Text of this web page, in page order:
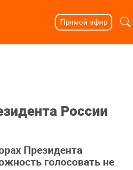
Прямой эфир
России
Президента
голосовать не